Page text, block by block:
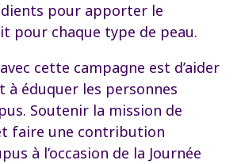
pour apporter le
pour chaque type de peau.
cette campagne est d’aider
à éduquer les personnes
Soutenir la mission de
faire une contribution
à l’occasion de la Journée